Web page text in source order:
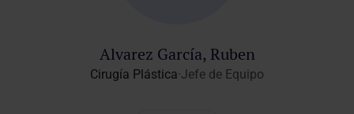
Alvarez García, Ruben
Cirugía Plástica·Jefe de Equipo